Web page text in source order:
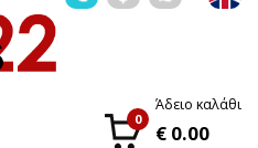
0
Άδειο καλάθι
€ 0.00